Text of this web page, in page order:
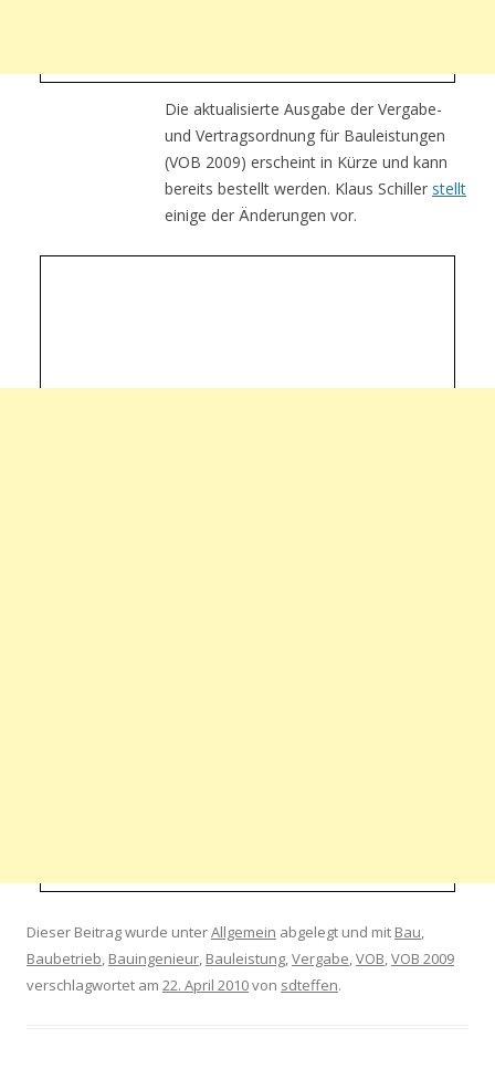
Die aktualisierte Ausgabe der Vergabe-
und Vertragsordnung für Bauleistungen
(VOB 2009) erscheint in Kürze und kann
bereits bestellt werden. Klaus Schiller stellt
einige der Änderungen vor.
Dieser Beitrag wurde unterAllgemein abgelegt und mit Bau,
Baubetrieb, Bauingenieur, Bauleistung,Vergabe,VOB,VOB 2009
verschlagwortet am 22. April 2010von sdteffen.